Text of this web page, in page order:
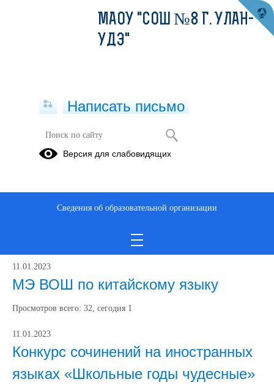
Новости
Новый сайт нашей школы!
, сегодня1
11.01.2023
МЭ ВОШ по китайскому языку
Просмотров всего: 32, сегодня 1
11.01.2023
Конкурс сочинений на иностранных
языках «Школьные годы чудесные»
МАОУ "СОШ №8 Г. УЛАН-
УДЭ"
Написать письмо
Версия для слабовидящих
Сведения об образовательной организации